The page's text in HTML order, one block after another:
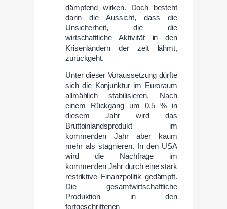
dämpfend wirken. Doch besteht
dann die Aussicht, dass die
Unsicherheit, die die
wirtschaftliche Aktivität in den
Krisenländern der zeit lähmt,
zurückgeht.
Unter dieser Voraussetzung dürfte
sich die Konjunktur im Euroraum
allmählich stabilisieren. Nach
einem Rückgang um 0,5 % in
diesem Jahr wird das
Bruttoinlandsprodukt im
kommenden Jahr aber kaum
mehr als stagnieren. In den USA
wird die Nachfrage im
kommenden Jahr durch eine stark
restriktive Finanzpolitik gedämpft.
Die gesamtwirtschaftliche
Produktion in den
fortgeschrittenen